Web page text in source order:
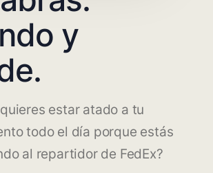
y
estar atado a tu
todo el día porque estás
al repartidor de FedEx?